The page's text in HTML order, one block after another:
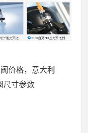
价格，意大利
尺寸参数